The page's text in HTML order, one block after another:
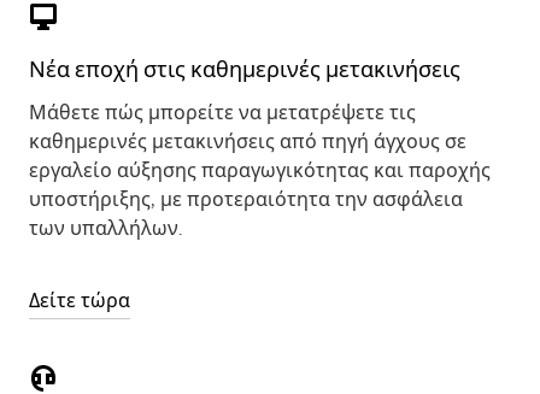
Νέα εποχή στις καθημερινές μετακινήσεις
Μάθετε πώς μπορείτε να μετατρέψετε τις
καθημερινές μετακινήσεις από πηγή άγχους σε
εργαλείο αύξησης παραγωγικότητας και παροχής
υποστήριξης, με προτεραιότητα την ασφάλεια
των υπαλλήλων.
Δείτε τώρα